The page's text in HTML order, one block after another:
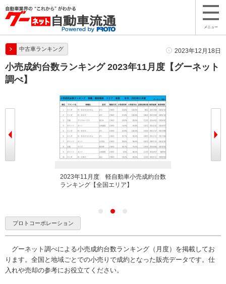
メニュー
中古車ランキング 2023年12月18日
小売成約台数ランキング 2023年11月度【グーネット
調べ】
2023年11月度 軽自動車小売成約台数
ランキング【全国エリア】
プロトコーポレーション
グーネット調べによる小売成約台数ランキング（月度）を掲載してお
ります。全国と地域ごとでの小売りで成約となった販売データです。仕
入れや売却の参考にお役立てください。